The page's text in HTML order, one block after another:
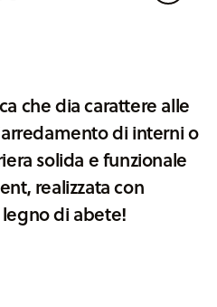
che dia carattere alle
di interni o
solida e funzionale
realizzata con
di abete!